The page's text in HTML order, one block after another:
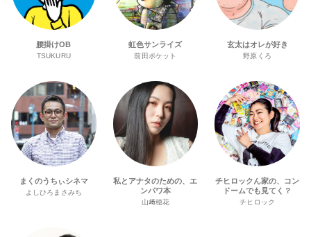
腰掛けOB
TSUKURU
虹色サンライズ
前田ポケット
玄太はオレが好き
野原くろ
まくのうちぃシネマ
よしひろまさみち
私とアナタのための、エ
ンパワ本
山﨑穂花
チヒロックん家の、コン
ドームでも見てく？
チヒロック